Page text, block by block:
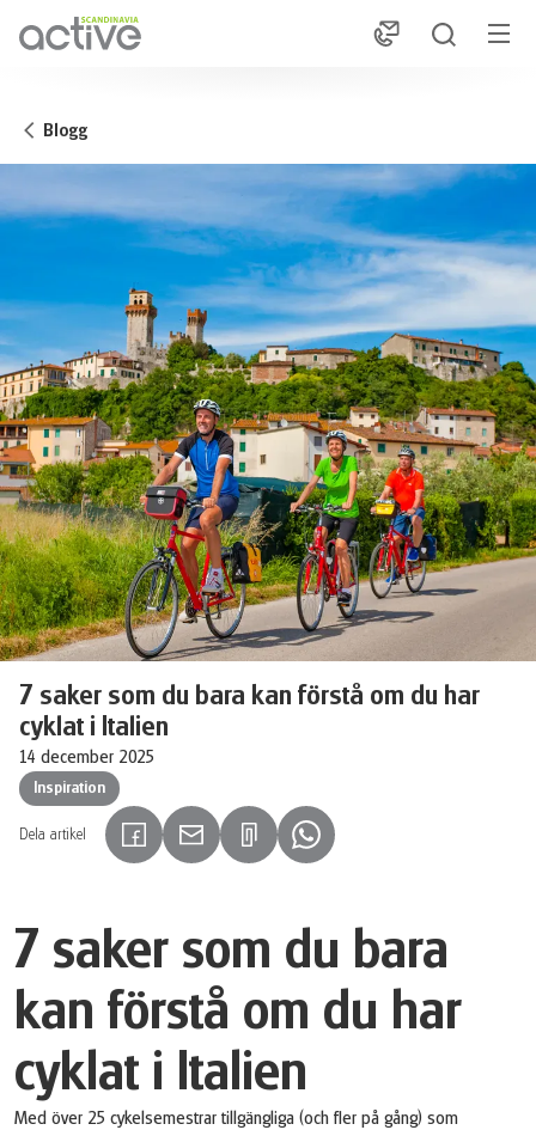
1
Blogg
7 saker som du bara
kan förstå om du har
cyklat i Italien
Med över 25 cykelsemestrar tillgängliga (och fler på gång) som
7 saker som du bara kan förstå om du har
cyklat i Italien
14 december 2025
Inspiration
Dela artikel (Länken öppnas i en ny flik)
(Länken öppnas i en ny flik)(Länken öppnas i en ny flik)